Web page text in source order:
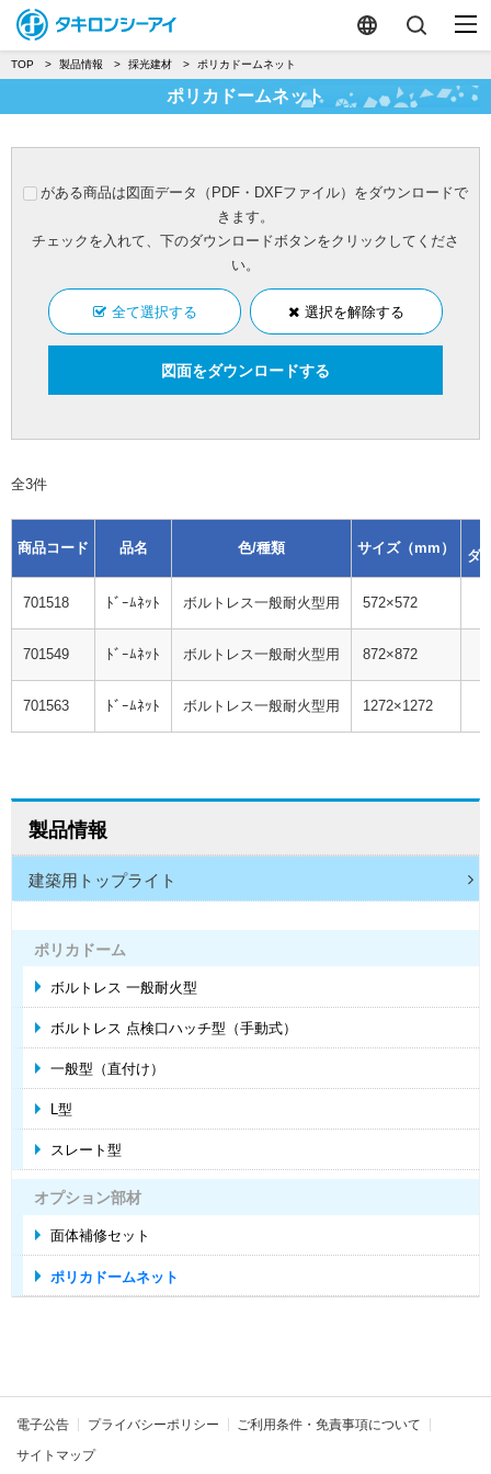
TOP 製品情報 採光建材 ポリカドームネット
ポリカドームネット
がある商品は図面データ（PDF・DXFファイル）をダウンロードで
きます。
チェックを入れて、下のダウンロードボタンをクリックしてくださ
い。
全て選択する 選択を解除する
全3件
商品コード 品名 色/種類 サイズ（mm） ダ
701518 ﾄﾞｰﾑﾈｯﾄ ボルトレス一般耐火型用 572×572
701549 ﾄﾞｰﾑﾈｯﾄ ボルトレス一般耐火型用 872×872
701563 ﾄﾞｰﾑﾈｯﾄ ボルトレス一般耐火型用 1272×1272
製品情報
建築用トップライト
ポリカドーム
ボルトレス 一般耐火型
ボルトレス 点検口ハッチ型（手動式）
一般型（直付け）
L型
スレート型
オプション部材
面体補修セット
ポリカドームネット
電子公告 プライバシーポリシー ご利用条件・免責事項について
サイトマップ